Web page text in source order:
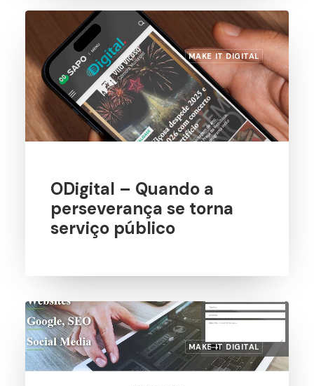
MAKE IT DIGITAL
ODigital – Quando a
perseverança se torna
serviço público
MAKE IT DIGITAL